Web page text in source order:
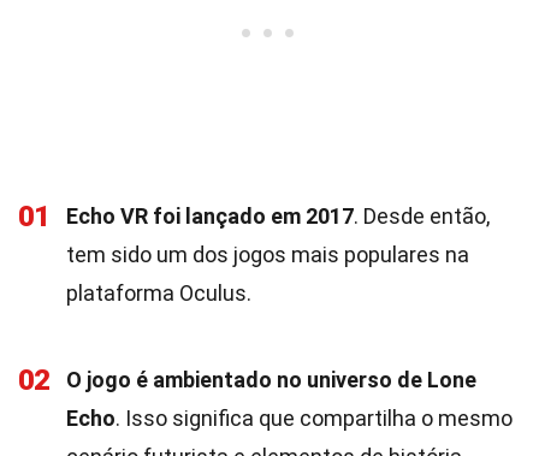
01 Echo VR foi lançado em 2017. Desde então,
tem sido um dos jogos mais populares na
plataforma Oculus.
02
O jogo é ambientado no universo de Lone
Echo. Isso significa que compartilha o mesmo